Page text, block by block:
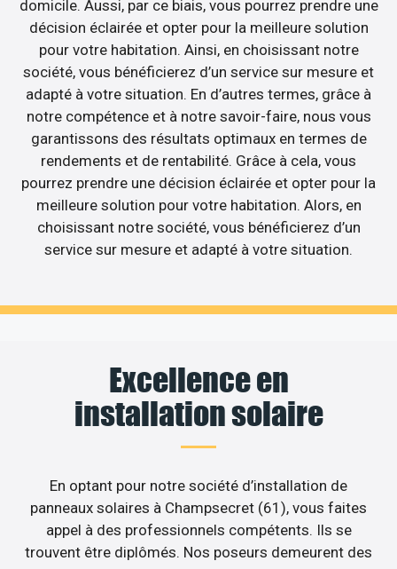
domicile. Aussi, par ce biais, vous pourrez prendre une
décision éclairée et opter pour la meilleure solution
pour votre habitation. Ainsi, en choisissant notre
société, vous bénéficierez d’un service sur mesure et
adapté à votre situation. En d’autres termes, grâce à
notre compétence et à notre savoir-faire, nous vous
garantissons des résultats optimaux en termes de
rendements et de rentabilité. Grâce à cela, vous
pourrez prendre une décision éclairée et opter pour la
meilleure solution pour votre habitation. Alors, en
choisissant notre société, vous bénéficierez d’un
service sur mesure et adapté à votre situation.
Excellence en
installation solaire
En optant pour notre société d’installation de
panneaux solaires à Champsecret (61), vous faites
appel à des professionnels compétents. Ils se
trouvent être diplômés. Nos poseurs demeurent des